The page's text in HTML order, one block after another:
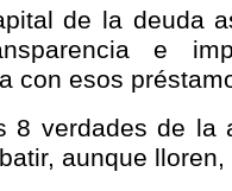
de la deuda
e
con esos
8 verdades de la
aunque